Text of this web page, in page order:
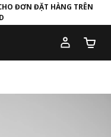
ĐƠN ĐẶT HÀNG TRÊN
chủ
Số